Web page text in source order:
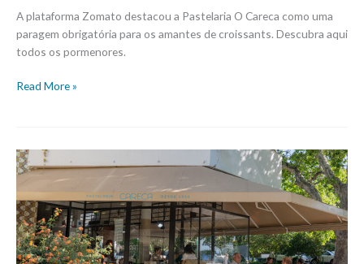
A plataforma Zomato destacou a Pastelaria O Careca como uma
paragem obrigatória para os amantes de croissants. Descubra aqui
todos os pormenores.
Read More »
Uma
manhã
na
Pastelaria
Careca